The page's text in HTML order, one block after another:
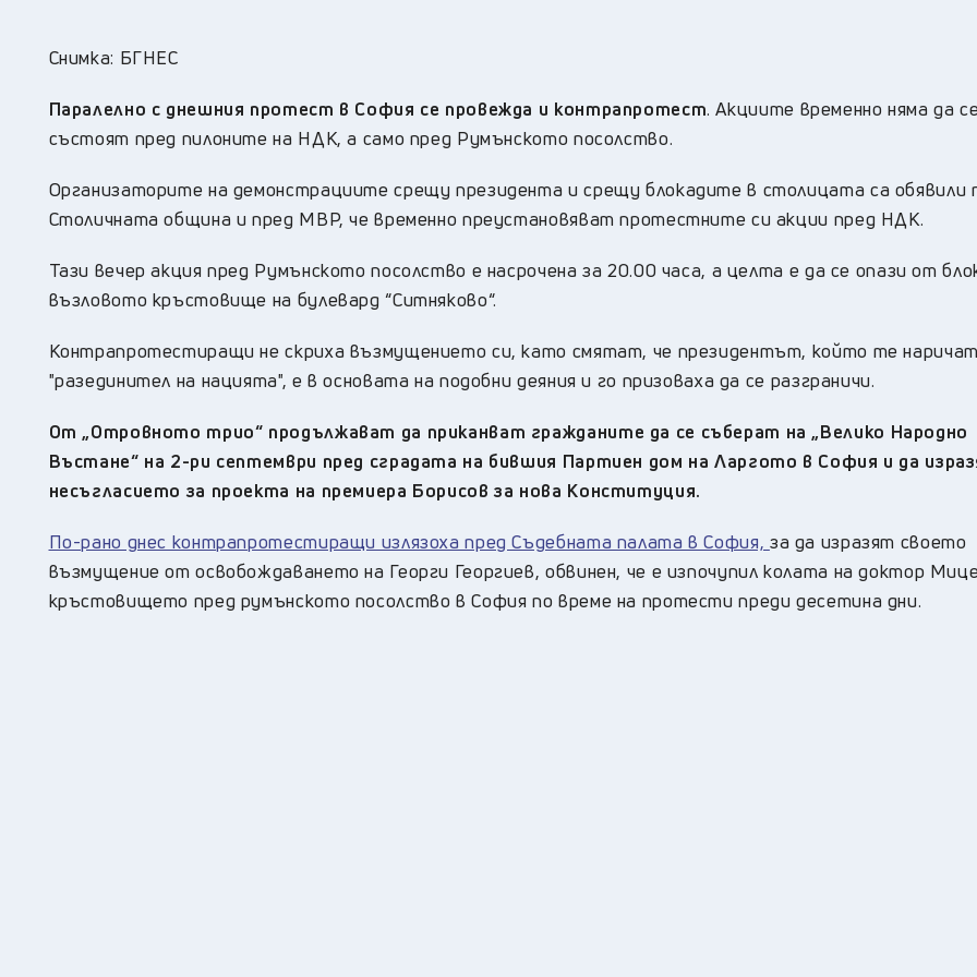
Снимка: БГНЕС
Паралелно с днешния протест в София се провежда и контрапротест. Акциите временно няма да се
състоят пред пилоните на НДК, а само пред Румънското посолство.
Организаторите на демонстрациите срещу президента и срещу блокадите в столицата са обявили
Столичната община и пред МВР, че временно преустановяват протестните си акции пред НДК.
Тази вечер акция пред Румънското посолство е насрочена за 20.00 часа, а целта е да се опази от
възловото кръстовище на булевард “Ситняково“.
Контрапротестиращи не скриха възмущението си, като смятат, че президентът, който те наричат
"разединител на нацията", е в основата на подобни деяния и го призоваха да се разграничи.
От „Отровното трио“ продължават да приканват гражданите да се съберат на „Велико Народно
Въстане“ на 2-ри септември пред сградата на бившия Партиен дом на Ларгото в София и да
несъгласието за проекта на премиера Борисов за нова Конституция.
По-рано днес контрапротестиращи излязоха пред Съдебната палата в София, за да изразят своето
възмущение от освобождаването на Георги Георгиев, обвинен, че е изпочупил колата на доктор
кръстовището пред румънското посолство в София по време на протести преди десетина дни.